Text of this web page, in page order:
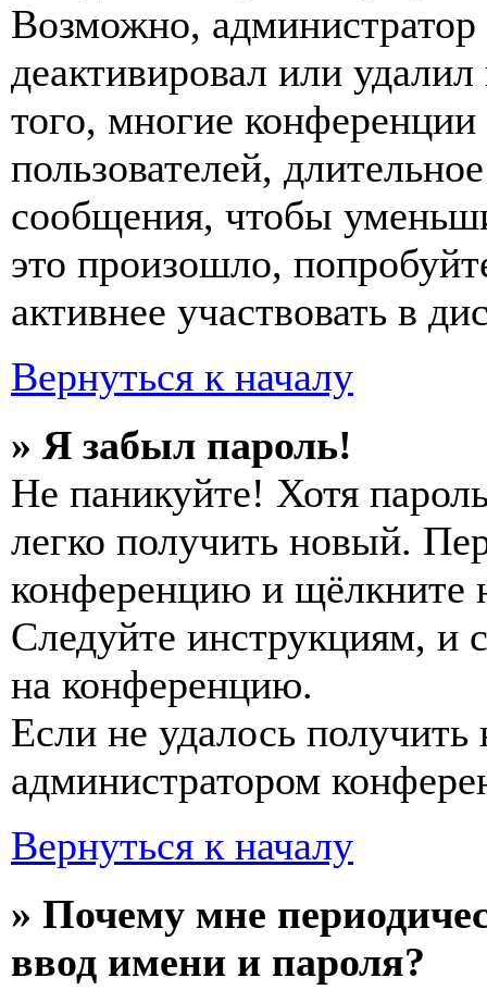
Возможно,
деактивировал или
того, многие
пользователей,
сообщения, чтобы
это произошло,
активнее участвовать в
Вернуться к началу
» Я забыл пароль!
Не паникуйте! Хотя
легко получить новый.
конференцию и щёлкните
Следуйте инструкциям, и
на конференцию.
Если не удалось
администратором
Вернуться к началу
» Почему мне
ввод имени и пароля?